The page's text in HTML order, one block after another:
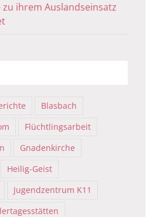
zu ihrem Auslandseinsatz
Blasbach
Flüchtlingsarbeit
Gnadenkirche
Heilig-Geist
Jugendzentrum K11